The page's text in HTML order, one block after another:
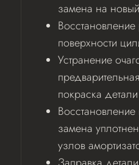
замена на новый
поверхности
Устранение
покраска детали
Восстановление
замена
узлов